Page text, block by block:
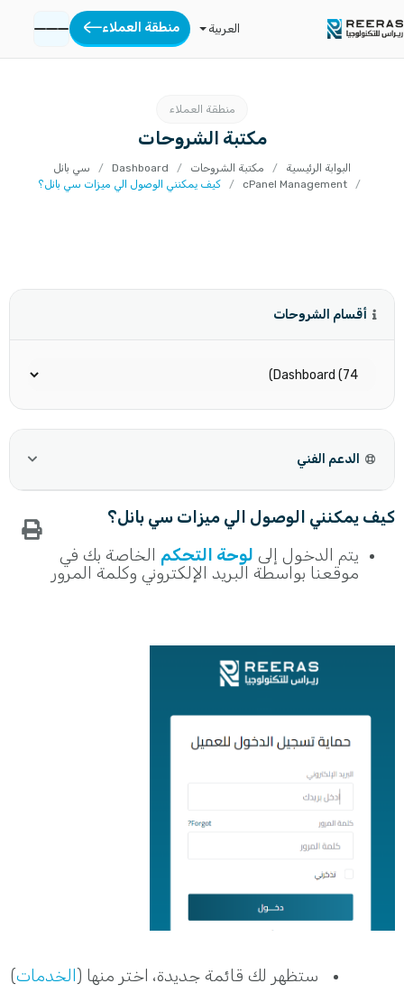
العربية منطقة العملاء
منطقة العملاء
مكتبة الشروحات
البوابة الرئيسية مكتبة الشروحات Dashboard
سي بانل
cPanel Management
كيف يمكنني الوصول الي ميزات سي بانل؟
أقسام الشروحات
الدعم الفني
كيف يمكنني الوصول الي ميزات سي بانل؟
يتم الدخول إلى لوحة التحكم الخاصة بك في
موقعنا بواسطة البريد الإلكتروني وكلمة المرور
ستظهر لك قائمة جديدة، اختر منها (الخدمات)